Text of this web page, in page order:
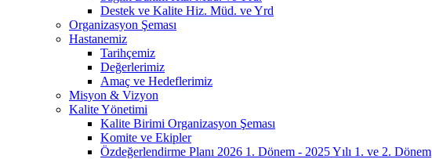
Destek ve Kalite Hiz. Müd. ve Yrd
Organizasyon Şeması
Hastanemiz
Tarihçemiz
Değerlerimiz
Amaç ve Hedeflerimiz
Misyon & Vizyon
Kalite Yönetimi
Kalite Birimi Organizasyon Şeması
Komite ve Ekipler
Özdeğerlendirme Planı 2026 1. Dönem - 2025 Yılı 1. ve 2. Dönem